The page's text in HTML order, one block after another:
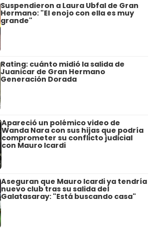
Suspendieron a Laura Ubfal de Gran
Hermano: "El enojo con ella es muy
grande"
Rating: cuánto midió la salida de
Juanicar de Gran Hermano
Generación Dorada
Apareció un polémico video de
Wanda Nara con sus hijas que podría
comprometer su conflicto judicial
con Mauro Icardi
Aseguran que Mauro Icardi ya tendría
nuevo club tras su salida del
Galatasaray: "Está buscando casa"